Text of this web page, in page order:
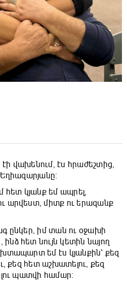
վախենում, էս հրաժեշտից,
հետ կյանք եմ ապրել,
արվեստ, միտք ու երազանք
ընկեր, իմ տան ու օջախի
հետ նույն կետին նայող
եմ էս կյանքին՝ քեզ
քեզ հետ աշխատելու, քեզ
պատվի համար։